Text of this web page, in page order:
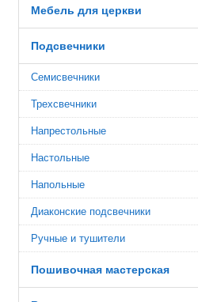
Мебель для церкви
Подсвечники
Семисвечники
Трехсвечники
Напрестольные
Настольные
Напольные
Диаконские подсвечники
Ручные и тушители
Пошивочная мастерская